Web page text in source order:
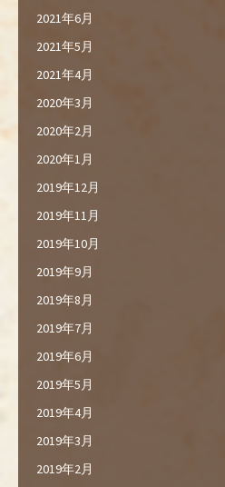
2021年6月
2021年5月
2021年4月
2020年3月
2020年2月
2020年1月
2019年12月
2019年11月
2019年10月
2019年9月
2019年8月
2019年7月
2019年6月
2019年5月
2019年4月
2019年3月
2019年2月